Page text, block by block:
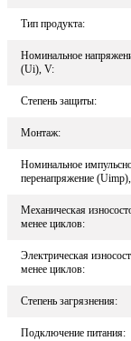
Тип продукта:
Номинальное
(Ui), V:
Степень защиты:
Монтаж:
Номинальное
перенапряжение
Механическая
менее циклов:
Электрическая
менее циклов:
Степень загрязнения:
Подключение питания: